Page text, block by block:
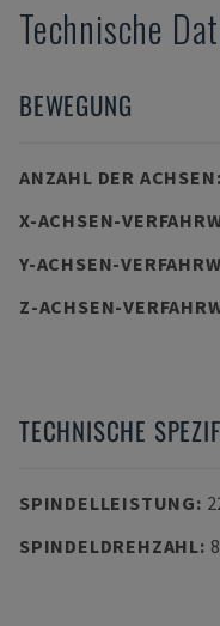
Technische
BEWEGUNG
ANZAHL DER ACHSEN:
X-ACHSEN-
Y-ACHSEN-
Z-ACHSEN-
TECHNISCHE
SPINDELLEISTUNG:
SPINDELDREHZAHL: